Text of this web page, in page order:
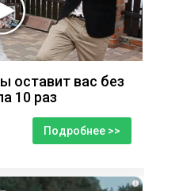
оставит вас без
10 раз
Подробнее >>
i